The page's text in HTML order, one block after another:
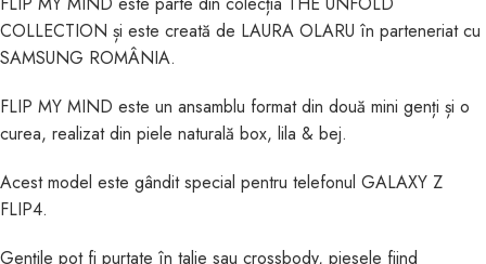
COLLECTION și este creată de LAURA OLARU în parteneriat cu
SAMSUNG ROMÂNIA.
FLIP MY MIND este un ansamblu format din două mini genți și o
curea, realizat din piele naturală box, lila & bej.
Acest model este gândit special pentru telefonul GALAXY Z
FLIP4.
Gențile pot fi purtate în talie sau crossbody, piesele fiind